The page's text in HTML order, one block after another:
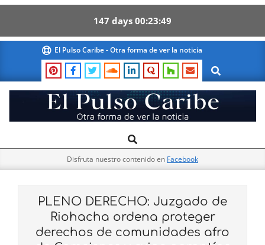
147 days 00 23 48
content
El Pulso Caribe - Otra forma de ver la noticia
Search
El
Pulso
Navigation
Search
Disfruta nuestro contenido en Facebook
PLENO DERECHO: Juzgado de
Riohacha ordena proteger
derechos de comunidades afro